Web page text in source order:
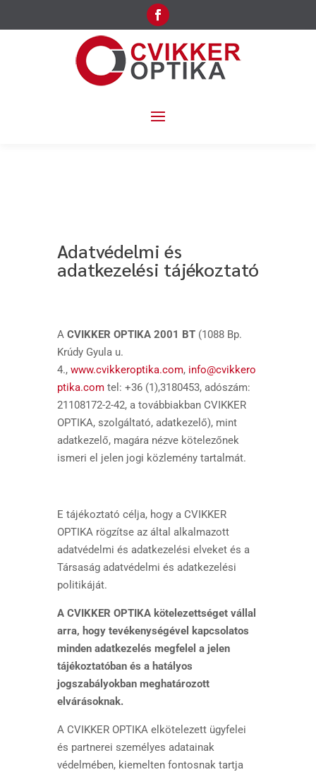
Adatvédelmi és
adatkezelési tájékoztató
A CVIKKER OPTIKA 2001 BT(1088 Bp.
Krúdy Gyula u.
4., www.cvikkeroptika.com, info@cvikkero
ptika.comtel: +36 (1),3180453, adószám:
21108172-2-42, a továbbiakban CVIKKER
OPTIKA, szolgáltató, adatkezelő), mint
adatkezelő, magára nézve kötelezőnek
ismeri el jelen jogi közlemény tartalmát.
E tájékoztató célja, hogy a CVIKKER
OPTIKA rögzítse az által alkalmazott
adatvédelmi és adatkezelési elveket és a
Társaság adatvédelmi és adatkezelési
politikáját.
A CVIKKER OPTIKA kötelezettséget vállal
arra, hogy tevékenységével kapcsolatos
minden adatkezelés megfelel a jelen
tájékoztatóban és a hatályos
jogszabályokban meghatározott
elvárásoknak.
A CVIKKER OPTIKA elkötelezett ügyfelei
és partnerei személyes adatainak
védelmében, kiemelten fontosnak tartja